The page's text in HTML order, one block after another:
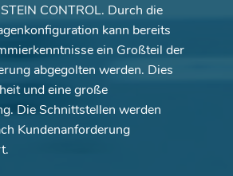
CONTROL. Durch die
kann bereits
ein Großteil der
abgegolten werden. Dies
und eine große
Die Schnittstellen werden
Kundenanforderung